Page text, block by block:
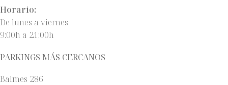
Horario:
De lunes a viernes
9:00h a 21:00h
PARKINGS MÁS CERCANOS
Balmes 286